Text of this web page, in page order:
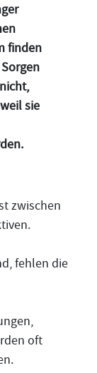
finden
sie
zwischen
fehlen die
oft